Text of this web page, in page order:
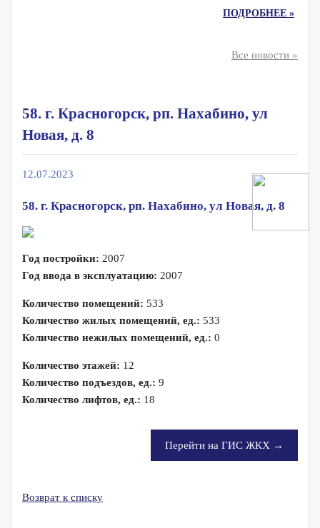
ПОДРОБНЕЕ »
Все новости »
58. г. Красногорск, рп. Нахабино, ул
Новая, д. 8
12.07.2023
58. г. Красногорск, рп. Нахабино, ул Новая, д. 8
Год постройки: 2007
Год ввода в эксплуатацию: 2007
Количество помещений: 533
Количество жилых помещений, ед.: 533
Количество нежилых помещений, ед.: 0
Количество этажей: 12
Количество подъездов, ед.: 9
Количество лифтов, ед.: 18
Перейти на ГИС ЖКХ →
Возврат к списку